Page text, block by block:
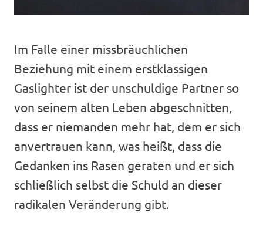
Im Falle einer missbräuchlichen
Beziehung mit einem erstklassigen
Gaslighter ist der unschuldige Partner so
von seinem alten Leben abgeschnitten,
dass er niemanden mehr hat, dem er sich
anvertrauen kann, was heißt, dass die
Gedanken ins Rasen geraten und er sich
schließlich selbst die Schuld an dieser
radikalen Veränderung gibt.